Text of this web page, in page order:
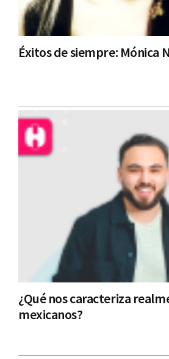
Éxitos de siempre: Mónica
¿Qué nos caracteriza
mexicanos?